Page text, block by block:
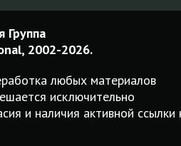
Сдай в
СВОЁМ
городе!
Простая
процедура
Среднее,
Группа
2002-2026.
любых материалов
исключительно
и наличия активной ссылки